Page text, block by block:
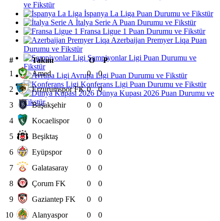
ve Fikstür
İspanya La Liga Puan Durumu ve Fikstür
İtalya Serie A Puan Durumu ve Fikstür
Fransa Ligue 1 Puan Durumu ve Fikstür
Azerbaijan Premyer Liqa Puan
Durumu ve Fikstür
Şampiyonlar Ligi Puan Durumu ve
Fikstür
Avrupa Ligi Puan Durumu ve Fikstür
Konferans Ligi Puan Durumu ve Fikstür
Dünya Kupası 2026 Puan Durumu ve
Fikstür
# Takım O
P
1
Amed 0
0
2
Erzurumspor FK 0
0
3
Başakşehir 0
0
4
Kocaelispor 0
0
5
Beşiktaş 0
0
6
Eyüpspor 0
0
7
Galatasaray 0
0
8
Çorum FK 0
0
9
Gaziantep FK 0
0
10
Alanyaspor 0
0